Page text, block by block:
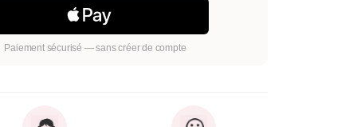
Paiement sécurisé — sans créer de compte